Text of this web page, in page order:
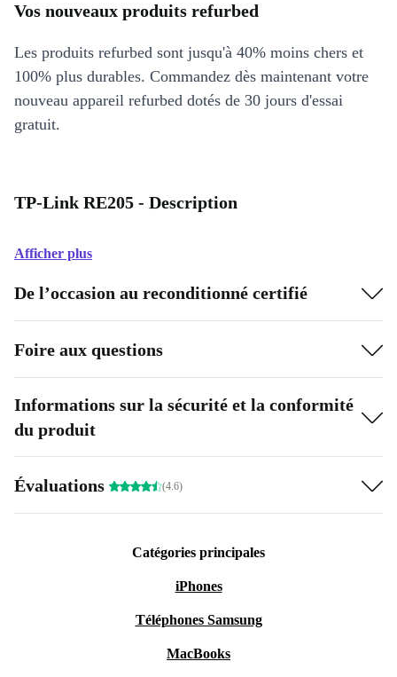
Vos nouveaux produits refurbed
Les produits refurbed sont jusqu'à 40% moins chers et
100% plus durables. Commandez dès maintenant votre
nouveau appareil refurbed dotés de 30 jours d'essai
gratuit.
TP-Link RE205 - Description
Afficher plus
De l’occasion au reconditionné certifié
Foire aux questions
Informations sur la sécurité et la conformité
du produit
Évaluations (4.6)
Catégories principales
iPhones
Téléphones Samsung
MacBooks